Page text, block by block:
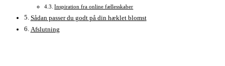
Inspiration fra online fællesskaber
Sådan passer du godt på din hæklet blomst
Afslutning